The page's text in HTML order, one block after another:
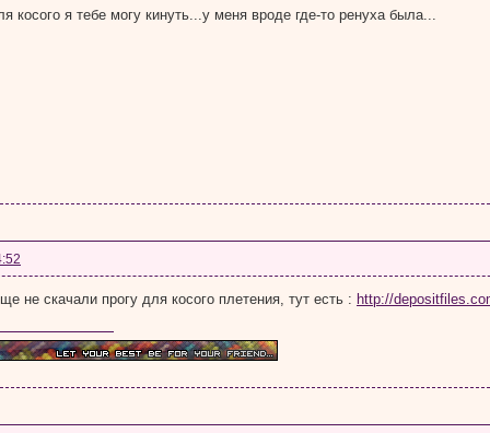
косого я тебе могу кинуть...у меня вроде где-то ренуха была...
не скачали прогу для косого плетения, тут есть : http://